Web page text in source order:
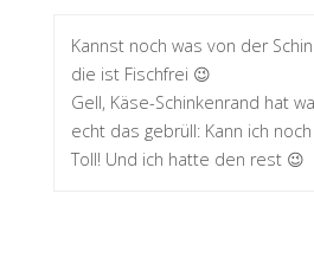
Kannst noch was von der
die ist Fischfrei 😉
Gell, Käse-Schinkenrand hat
echt das gebrüll: Kann ich
Toll! Und ich hatte den rest 😉